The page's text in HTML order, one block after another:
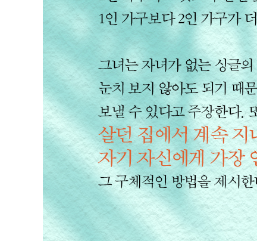
치매 공포가 퍼지고 있다 107
치매 환자 700만 명 시대가 왔다 109
환자는 시설에서 어떤 대우를 받을까? 111
피난처를 원하는 것은 환자의 가족 115
혼자 사는 치매 환자의 상태가 좋은 이유 117
6장 우리는 모두 언젠가 늙고 병든다
누가 걸릴지 알 수 없는 치매 123
가족의 각오만 있다면 치매여도 혼자 살 수 있어요 124
치매는 자기 책임? 128
우리는 모두 언젠가 늙고 병든다 132
치매 환자는 어떻게 생각하고 어떻게 느낄까? 136